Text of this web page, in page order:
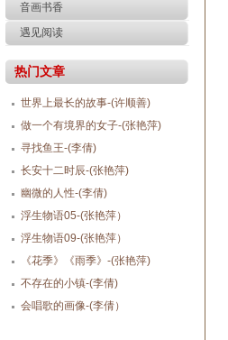
音画书香
遇见阅读
热门文章
世界上最长的故事-(许顺善)
做一个有境界的女子-(张艳萍)
寻找鱼王-(李倩)
长安十二时辰-(张艳萍)
幽微的人性-(李倩)
浮生物语05-(张艳萍）
浮生物语09-(张艳萍）
《花季》《雨季》-(张艳萍)
不存在的小镇-(李倩)
会唱歌的画像-(李倩）